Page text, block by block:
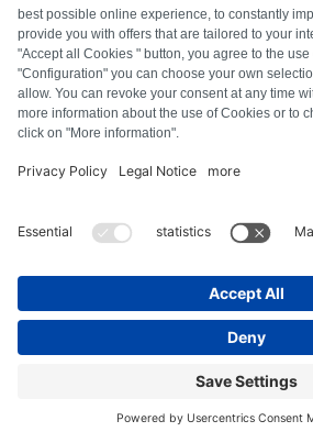
FAQ
Alle Fehlercodes
Über uns
Presse
Cookie-Richtlinie
Vertrag widerrufen
© Repartly 2026